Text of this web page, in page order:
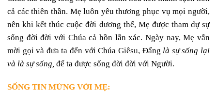
cả các thiên thần. Mẹ luôn yêu thương phục vụ mọi người,
nên khi kết thúc cuộc đời dương thế, Mẹ được tham dự sự
sống đời đời với Chúa cả hồn lẫn xác. Ngày nay, Mẹ vẫn
mời gọi và đưa ta đến với Chúa Giêsu, Đấng là sự sống lại
và là sự sống, để ta được sống đời đời với Người.
SỐNG TIN MỪNG VỚI MẸ: